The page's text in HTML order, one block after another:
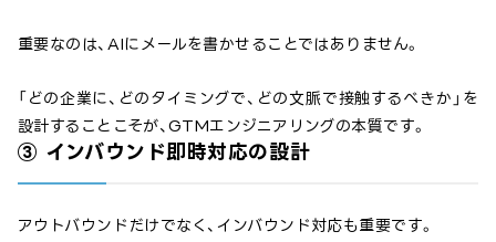
重要なのは、AIにメールを書かせることではありません。
「どの企業に、どのタイミングで、どの文脈で接触するべきか」を
設計することこそが、GTMエンジニアリングの本質です。
③ インバウンド即時対応の設計
アウトバウンドだけでなく、インバウンド対応も重要です。